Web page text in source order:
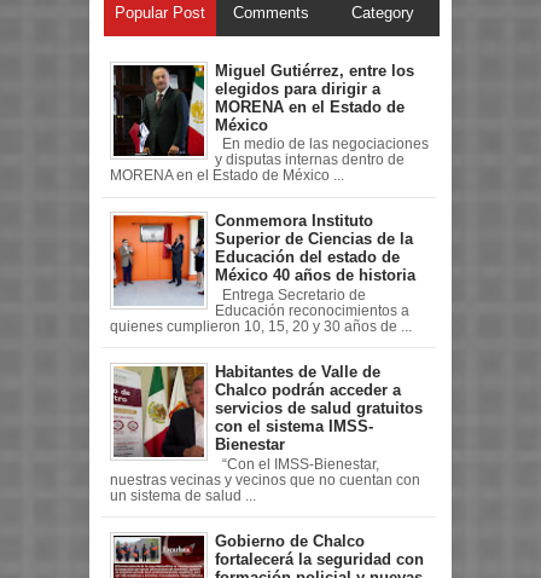
Popular Post Comments Category
Miguel Gutiérrez, entre los
elegidos para dirigir a
MORENA en el Estado de
México
En medio de las negociaciones
y disputas internas dentro de
MORENA en el Estado de México ...
Conmemora Instituto
Superior de Ciencias de la
Educación del estado de
México 40 años de historia
Entrega Secretario de
Educación reconocimientos a
quienes cumplieron 10, 15, 20 y 30 años de ...
Habitantes de Valle de
Chalco podrán acceder a
servicios de salud gratuitos
con el sistema IMSS-
Bienestar
“Con el IMSS-Bienestar,
nuestras vecinas y vecinos que no cuentan con
un sistema de salud ...
Gobierno de Chalco
fortalecerá la seguridad con